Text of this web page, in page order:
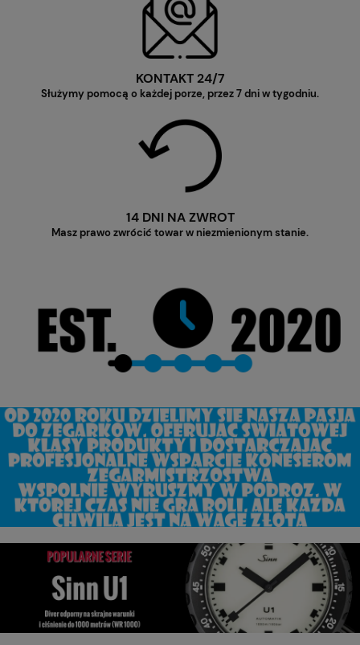
KONTAKT 24/7
Służymy pomocą o każdej porze, przez 7 dni w tygodniu.
14 DNI NA ZWROT
Masz prawo zwrócić towar w niezmienionym stanie.